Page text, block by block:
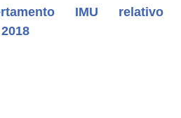
IMU relativo